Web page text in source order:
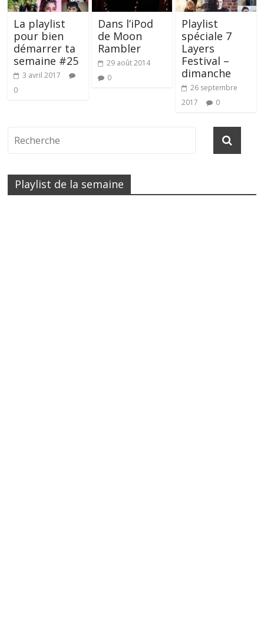
La playlist
pour bien
démarrer ta
semaine #25
3 avril 2017
0
Dans l’iPod
de Moon
Rambler
29 août 2014
0
Playlist
spéciale 7
Layers
Festival –
dimanche
26 septembre
2017
0
Playlist de la semaine